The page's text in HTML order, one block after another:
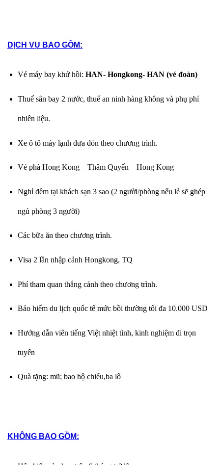
DỊCH VỤ BAO GỒM:
Vé máy bay khứ hồi: HAN- Hongkong- HAN (vé đoàn)
Thuế sân bay 2 nước, thuế an ninh hàng không và phụ phí
nhiên liệu.
Xe ô tô máy lạnh đưa đón theo chương trình.
Vé phà Hong Kong – Thâm Quyến – Hong Kong
Nghỉ đêm tại khách sạn 3 sao (2 người/phòng nếu lẻ sẽ ghép
ngủ phòng 3 người)
Các bữa ăn theo chương trình.
Visa 2 lần nhập cảnh Hongkong, TQ
Phí tham quan thắng cảnh theo chương trình.
Bảo hiểm du lịch quốc tế mức bồi thường tối đa 10.000 USD
Hướng dẫn viên tiếng Việt nhiệt tình, kinh nghiệm đi trọn
tuyến
Quà tặng: mũ; bao hộ chiếu,ba lô
KHÔNG BAO GỒM: